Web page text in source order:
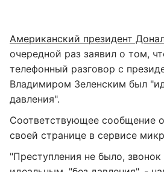
Американский президент
очередной раз заявил о том,
телефонный разговор с
Владимиром Зеленским был
давления".
Соответствующее сообщение
своей странице в сервисе
"Преступления не было,